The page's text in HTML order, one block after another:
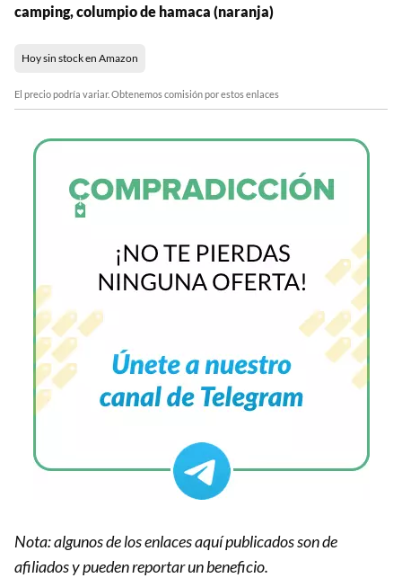
camping, columpio de hamaca (naranja)
Hoy sin stock en Amazon
El precio podría variar. Obtenemos comisión por estos enlaces
Nota: algunos de los enlaces aquí publicados son de
afiliados y pueden reportar un beneficio.